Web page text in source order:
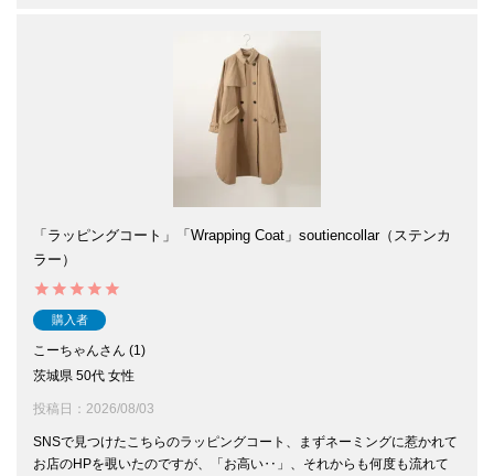
「ラッピングコート」「Wrapping Coat」soutiencollar（ステンカ
ラー）
購入者
こーちゃん
1
茨城県 50代 女性
投稿日 2026/08/03
SNSで見つけたこちらのラッピングコート、まずネーミングに惹かれて
お店のHPを覗いたのですが、「お高い‥」、それからも何度も流れて